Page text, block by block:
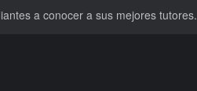
a conocer a sus mejores tutores.